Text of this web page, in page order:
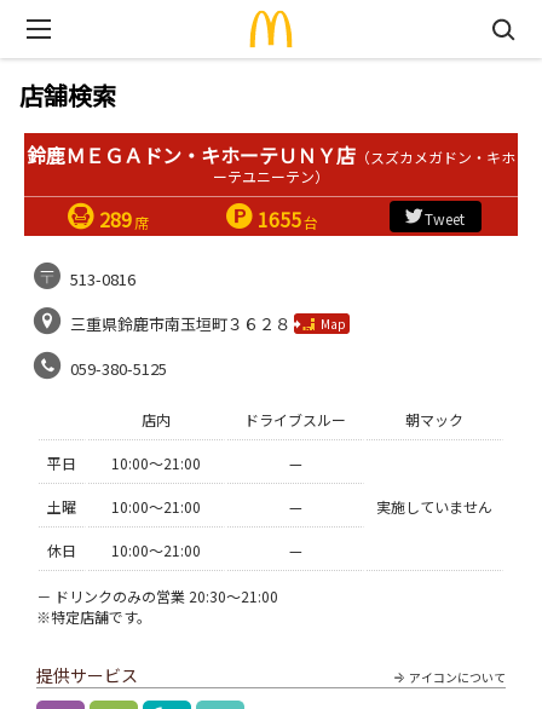
店舗検索
鈴鹿ＭＥＧＡドン・キホーテＵＮＹ店 （スズカメガドン・キホ
ーテユニーテン）
289 席 1655台 Tweet
513-0816
三重県鈴鹿市南玉垣町３６２８
Map
059-380-5125
店内 ドライブスルー 朝マック
平日 10:00〜21:00 —
実施していません
土曜 10:00〜21:00 —
休日 10:00〜21:00 —
－ ドリンクのみの営業 20:30～21:00
※特定店舗です。
アイコンについて
提供サービス